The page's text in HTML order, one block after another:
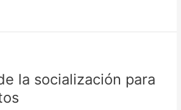
la socialización para